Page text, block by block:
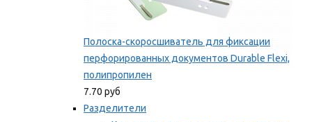
Полоска-скоросшиватель для фиксации
перфорированных документов Durable Flexi,
полипропилен
7.70 руб
Разделители